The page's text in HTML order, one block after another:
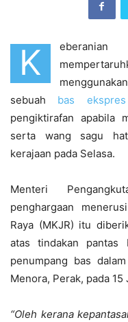
K
sebuah bas ekspres
pengiktirafan apabila
serta wang sagu
kerajaan pada Selasa.
Menteri
penghargaan
Raya (MKJR) itu
atas tindakan pantas
penumpang bas
Menora, Perak, pada 15
“Oleh kerana